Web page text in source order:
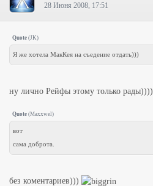
28 Июня 2008, 17:51
Quote (JK)
Я же хотела МакКея на съедение отдать)))
ну лично Рейфы этому только рады))))
Quote (Maxxwel )
вот
сама доброта.
без коментариев)))